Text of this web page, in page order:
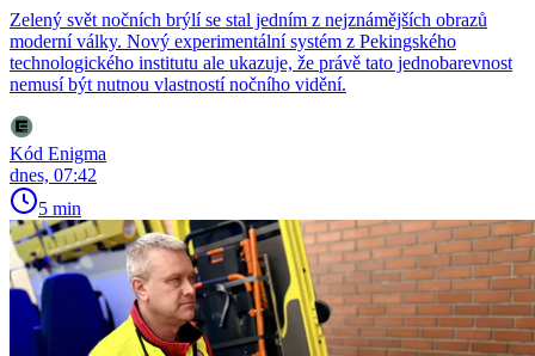
Zelený svět nočních brýlí se stal jedním z nejznámějších obrazů
moderní války. Nový experimentální systém z Pekingského
technologického institutu ale ukazuje, že právě tato jednobarevnost
nemusí být nutnou vlastností nočního vidění.
Kód Enigma
dnes, 07:42
5 min